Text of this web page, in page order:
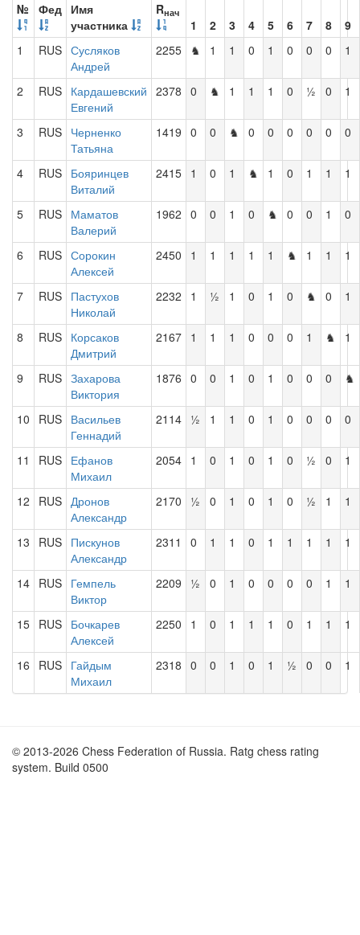
№ Фед Имя
участника
Rнач
1 2 3 4 5 6 7 8
9
1
RUS Сусляков
Андрей
2255 ♞ 1 1 0 1 0 0 0 1
2 RUS Кардашевский
Евгений
2378 0 ♞ 1 1 1 0 ½ 0 1
3 RUS Черненко
Татьяна
1419 0 0 ♞ 0 0 0 0 0 0
4 RUS Бояринцев
Виталий
2415 1 0 1 ♞ 1 0 1 1 1
5 RUS Маматов
Валерий
1962 0 0 1 0 ♞ 0 0 1 0
6 RUS Сорокин
Алексей
2450 1 1 1 1 1 ♞ 1 1 1
7 RUS Пастухов
Николай
2232 1 ½ 1 0 1 0 ♞ 0 1
8 RUS Корсаков
Дмитрий
2167 1 1 1 0 0 0 1 ♞ 1
9 RUS Захарова
Виктория
1876 0 0 1 0 1 0 0 0 ♞
10 RUS Васильев
Геннадий
2114 ½ 1 1 0 1 0 0 0 0
11 RUS Ефанов
Михаил
2054 1 0 1 0 1 0 ½ 0 1
12 RUS Дронов
Александр
2170 ½ 0 1 0 1 0 ½ 1 1
13 RUS Пискунов
Александр
2311 0 1 1 0 1 1 1 1 1
14 RUS Гемпель
Виктор
2209 ½ 0 1 0 0 0 0 1 1
15 RUS Бочкарев
Алексей
2250 1 0 1 1 1 0 1 1 1
16 RUS Гайдым
Михаил
2318 0 0 1 0 1 ½ 0 0 1
© 2013-2026 Chess Federation of Russia. Ratg chess rating
system. Build 0500